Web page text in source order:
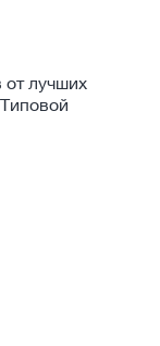
от лучших